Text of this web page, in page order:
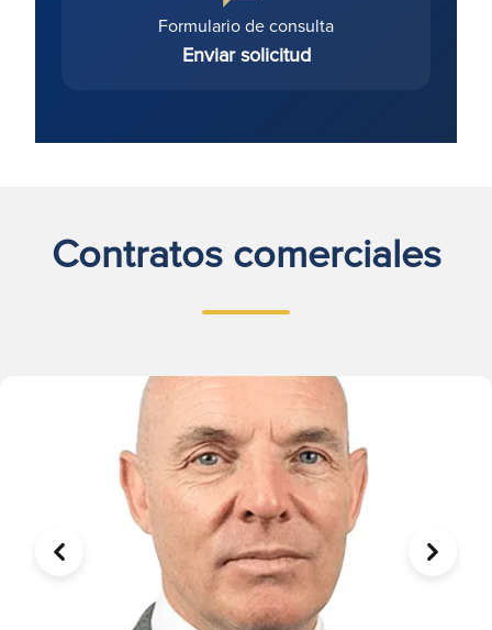
Formulario de consulta
Enviar solicitud
Contratos comerciales
ANTERIOR